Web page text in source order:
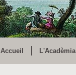
Accueil L'Acadèmia